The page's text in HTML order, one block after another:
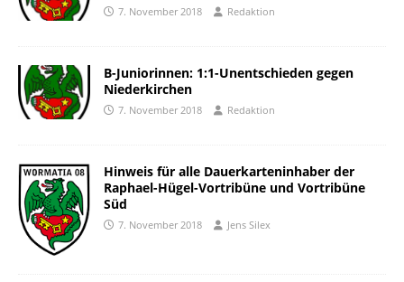
7. November 2018 Redaktion
B-Juniorinnen: 1:1-Unentschieden gegen
Niederkirchen
7. November 2018 Redaktion
Hinweis für alle Dauerkarteninhaber der
Raphael-Hügel-Vortribüne und Vortribüne
Süd
7. November 2018 Jens Silex